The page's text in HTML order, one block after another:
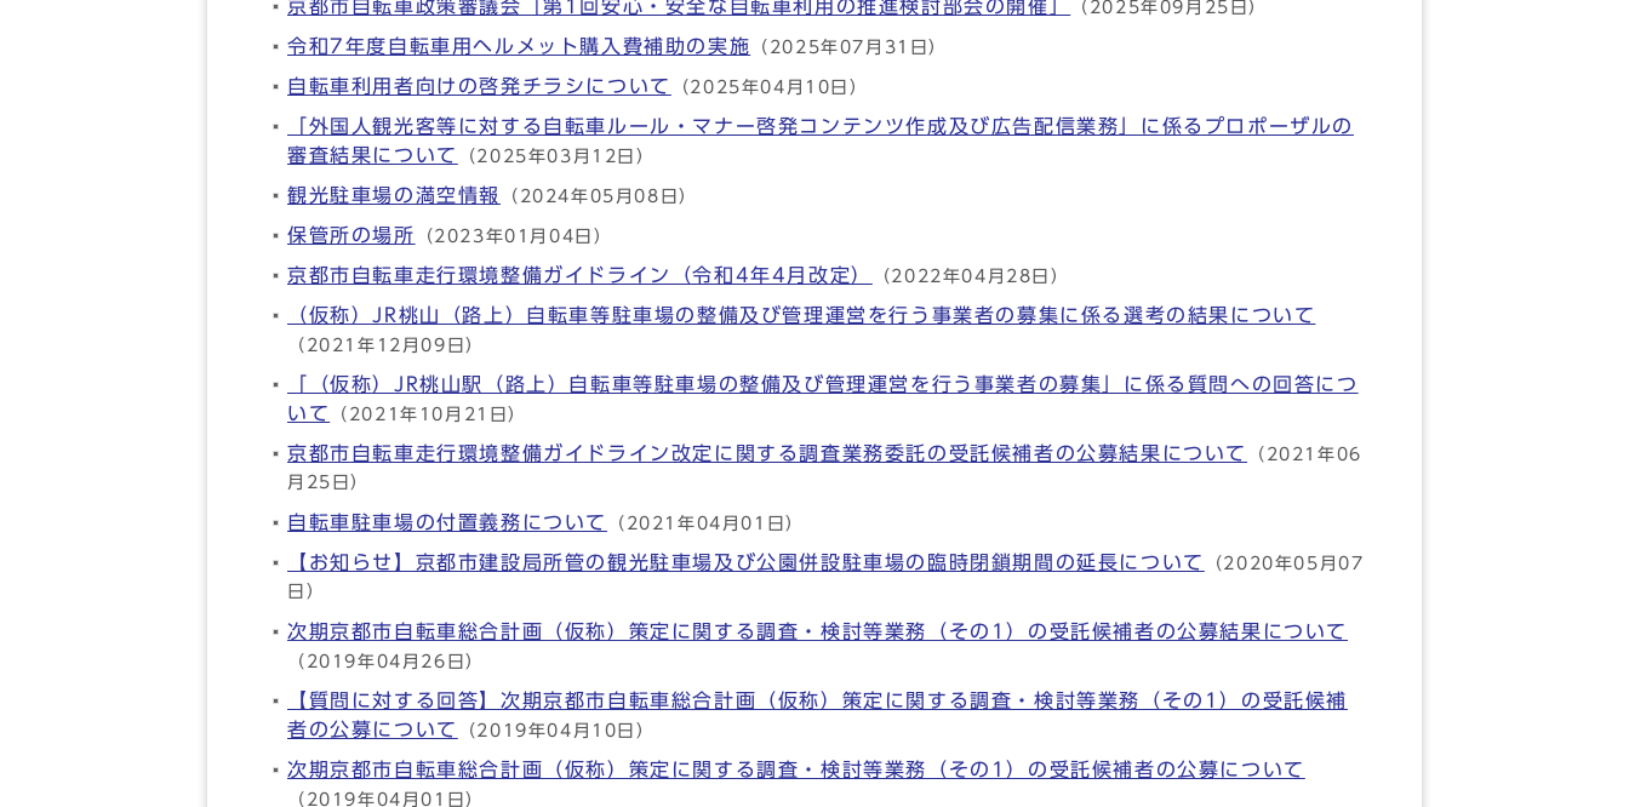
京都市自転車政策審議会「第1回安心・安全な自転車利用の推進検討部会の開催」 （2025年09月25日）
令和7年度自転車用ヘルメット購入費補助の実施 （2025年07月31日）
自転車利用者向けの啓発チラシについて （2025年04月10日）
「外国人観光客等に対する自転車ルール・マナー啓発コンテンツ作成及び広告配信業務」に係るプロポーザルの
審査結果について
（2025年03月12日）
観光駐車場の満空情報 （2024年05月08日）
保管所の場所 （2023年01月04日）
京都市自転車走行環境整備ガイドライン（令和4年4月改定） （2022年04月28日）
（仮称）JR桃山（路上）自転車等駐車場の整備及び管理運営を行う事業者の募集に係る選考の結果について
（2021年12月09日）
「（仮称）JR桃山駅（路上）自転車等駐車場の整備及び管理運営を行う事業者の募集」に係る質問への回答につ
いて
（2021年10月21日）
京都市自転車走行環境整備ガイドライン改定に関する調査業務委託の受託候補者の公募結果について （2021年06
月25日）
自転車駐車場の付置義務について
（2021年04月01日）
【お知らせ】京都市建設局所管の観光駐車場及び公園併設駐車場の臨時閉鎖期間の延長について （2020年05月07
日）
次期京都市自転車総合計画（仮称）策定に関する調査・検討等業務（その1）の受託候補者の公募結果について
（2019年04月26日）
【質問に対する回答】次期京都市自転車総合計画（仮称）策定に関する調査・検討等業務（その1）の受託候補
者の公募について
（2019年04月10日）
次期京都市自転車総合計画（仮称）策定に関する調査・検討等業務（その1）の受託候補者の公募について
（2019年04月01日）